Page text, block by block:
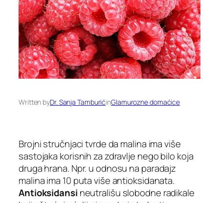
Written byDr. Sanja TamburićinGlamurozne domaćice
Brojni stručnjaci tvrde da malina ima više
sastojaka korisnih za zdravlje nego bilo koja
druga hrana. Npr. u odnosu na paradajz
malina ima 10 puta više antioksidanata.
Antioksidansi neutrališu slobodne radikale